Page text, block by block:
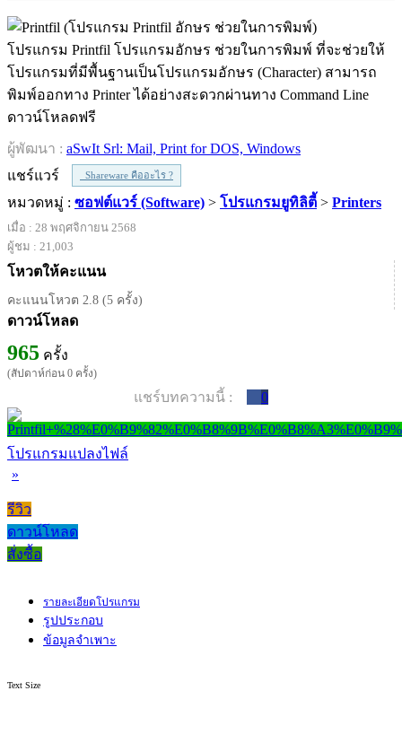
โปรแกรม Printfil โปรแกรมอักษร ช่วยในการพิมพ์ ที่จะช่วยให้
โปรแกรมที่มีพื้นฐานเป็นโปรแกรมอักษร (Character) สามารถ
พิมพ์ออกทาง Printer ได้อย่างสะดวกผ่านทาง Command Line
ดาวน์โหลดฟรี
ผู้พัฒนา : aSwIt Srl: Mail, Print for DOS, Windows
แชร์แวร์
Shareware คืออะไร ?
หมวดหมู่ : ซอฟต์แวร์ (Software) > โปรแกรมยูทิลิตี้ > Printers
เมื่อ : 28 พฤศจิกายน 2568
ผู้ชม : 21,003
โหวตให้คะแนน
คะแนนโหวต 2.8 (5 ครั้ง)
ดาวน์โหลด
965 ครั้ง
(สัปดาห์ก่อน 0 ครั้ง)
แชร์บทความนี้ : 0
โปรแกรมแปลงไฟล์
»
รีวิว
ดาวน์โหลด
สั่งซื้อ
รายละเอียดโปรแกรม
รูปประกอบ
ข้อมูลจำเพาะ
Text Size